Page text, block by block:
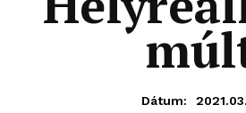
Dátum: